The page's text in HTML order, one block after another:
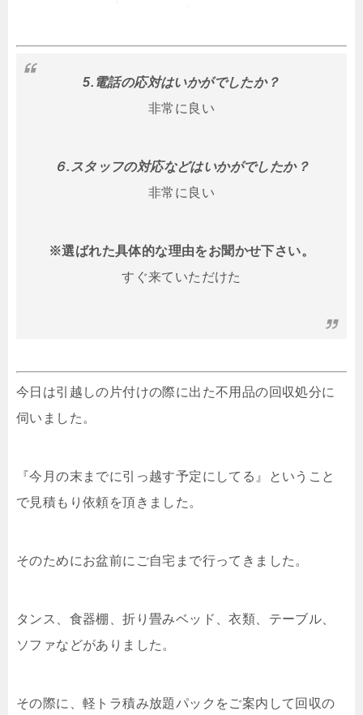
5.電話の応対はいかがでしたか？
非常に良い
６.スタッフの対応などはいかがでしたか？
非常に良い
※選ばれた具体的な理由をお聞かせ下さい。
すぐ来ていただけた
今日は引越しの片付けの際に出た不用品の回収処分に
伺いました。
『今月の末までに引っ越す予定にしてる』ということ
で見積もり依頼を頂きました。
そのためにお盆前にご自宅まで行ってきました。
タンス、食器棚、折り畳みベッド、衣類、テーブル、
ソファなどがありました。
その際に、軽トラ積み放題パックをご案内して回収の